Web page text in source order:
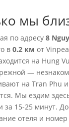
мы
по адресу 8
в 0.2 км от
на Hung
—
на Tran Phu и
Мы ездим
15-25 минут.
отеля и